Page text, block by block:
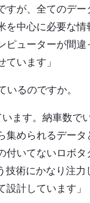
すが、全てのデ
中心に必要な
ューターが間
います」
るのですか。
ます。納車数
集められるデー
いてないロボ
術にかなり注
計しています」